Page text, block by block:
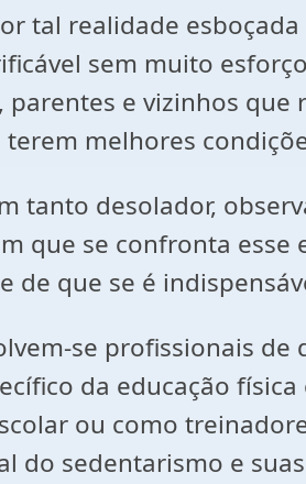
tal realidade
sem muito
parentes e vizinhos
melhores
tanto desolador,
que se confronta
de que se é
se profissionais
da educação
ou como
do sedentarismo e